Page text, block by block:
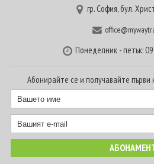
гр. София, бул.
Понеделник - петък:
Абонирайте се и получавайте